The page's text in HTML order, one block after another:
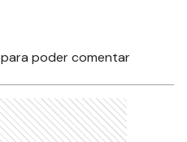
para poder comentar